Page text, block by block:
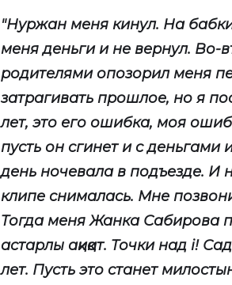
"Нуржан меня кинул. На
меня деньги и не вернул. Во-
родителями опозорил меня
затрагивать прошлое, но я
лет, это его ошибка, моя
пусть он сгинет и с деньгами
день ночевала в подъезде. И
клипе снималась. Мне
Тогда меня Жанка Сабирова
астарлы ақиқат. Точки над i!
лет. Пусть это станет